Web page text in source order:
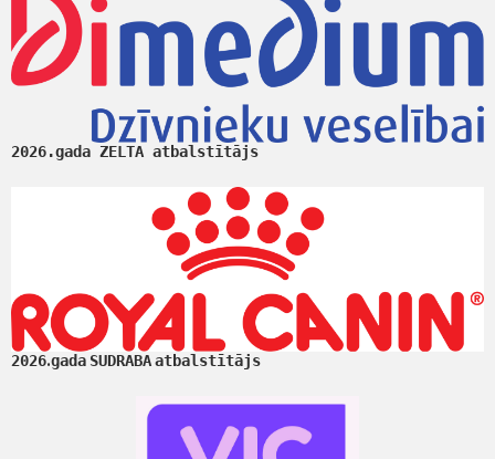
2026.gada ZELTA atbalstītājs
2026.gada SUDRABAatbalstītājs